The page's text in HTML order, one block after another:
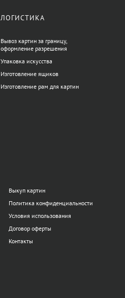
ЛОГИСТИКА
Вывоз картин за границу,
оформление разрешения
Упаковка искусства
Изготовление ящиков
Изготовление рам для картин
Выкуп картин
Политика конфиденциальности
Условия использования
Договор оферты
Контакты